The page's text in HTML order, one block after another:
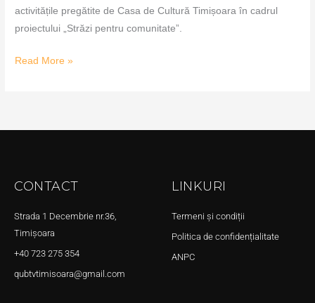
activitățile pregătite de Casa de Cultură Timișoara în cadrul
proiectului „Străzi pentru comunitate”.
Read More »
CONTACT
Strada 1 Decembrie nr.36,
Timișoara
+40 723 275 354
qubtvtimisoara@gmail.com
LINKURI
Termeni și condiții
Politica de confidențialitate
ANPC